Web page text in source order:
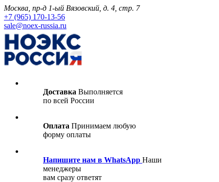
Москва, пр-д 1-ый Вязовский, д. 4, стр. 7
+7 (965) 170-13-56
sale@noex-russia.ru
Доставка Выполняется
по всей России
Оплата Принимаем любую
форму оплаты
Напишите нам в WhatsApp Наши
менеджеры
вам сразу ответят